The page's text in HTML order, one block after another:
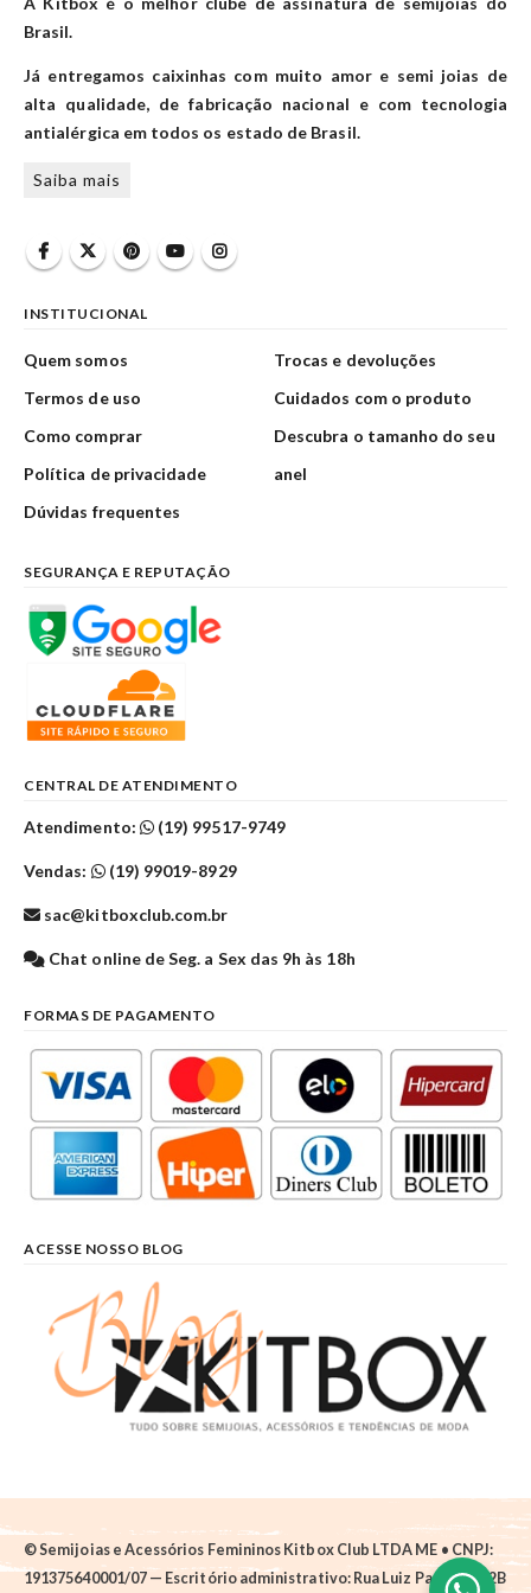
Brasil.
Já entregamos caixinhas com muito amor e semi joias de
alta qualidade, de fabricação nacional e com tecnologia
antialérgica em todos os estado de Brasil.
Saiba mais
INSTITUCIONAL
Quem somos
Termos de uso
Como comprar
Política de privacidade
Dúvidas frequentes
Trocas e devoluções
Cuidados com o produto
Descubra o tamanho do seu
anel
SEGURANÇA E REPUTAÇÃO
CENTRAL DE ATENDIMENTO
Atendimento: (19) 99517-9749
Vendas: (19) 99019-8929
sac@kitboxclub.com.br
Chat online de Seg. a Sex das 9h às 18h
FORMAS DE PAGAMENTO
ACESSE NOSSO BLOG
© Semijoias e Acessórios Femininos Kitbox Club LTDA ME • CNPJ:
191375640001/07 — Escritório administrativo: Rua Luiz Pantano, 62B